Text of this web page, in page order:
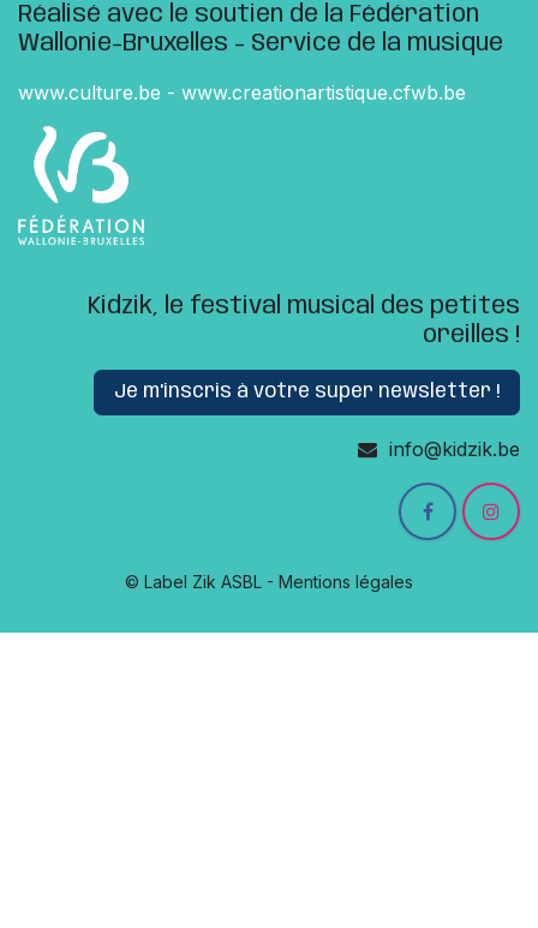
Réalisé avec le soutien de la Fédération
Wallonie-Bruxelles - Service de la musique
www.culture.be - www.creationartistique.cfwb.be
Kidzik, le festival musical des petites
oreilles !
Je m'inscris à votre super newsletter !
info@kidzik.be
© Label Zik ASBL - Mentions légales